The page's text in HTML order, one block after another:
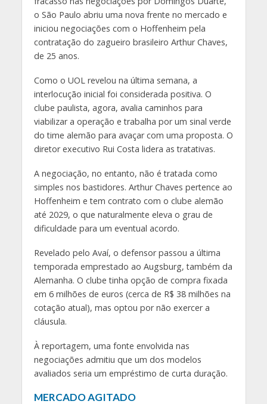
o São Paulo abriu uma nova frente no mercado e
iniciou negociações com o Hoffenheim pela
contratação do zagueiro brasileiro Arthur Chaves,
de 25 anos.
Como o UOL revelou na última semana, a
interlocução inicial foi considerada positiva. O
clube paulista, agora, avalia caminhos para
viabilizar a operação e trabalha por um sinal verde
do time alemão para avaçar com uma proposta. O
diretor executivo Rui Costa lidera as tratativas.
A negociação, no entanto, não é tratada como
simples nos bastidores. Arthur Chaves pertence ao
Hoffenheim e tem contrato com o clube alemão
até 2029, o que naturalmente eleva o grau de
dificuldade para um eventual acordo.
Revelado pelo Avaí, o defensor passou a última
temporada emprestado ao Augsburg, também da
Alemanha. O clube tinha opção de compra fixada
em 6 milhões de euros (cerca de R$ 38 milhões na
cotação atual), mas optou por não exercer a
cláusula.
À reportagem, uma fonte envolvida nas
negociações admitiu que um dos modelos
avaliados seria um empréstimo de curta duração.
MERCADO AGITADO